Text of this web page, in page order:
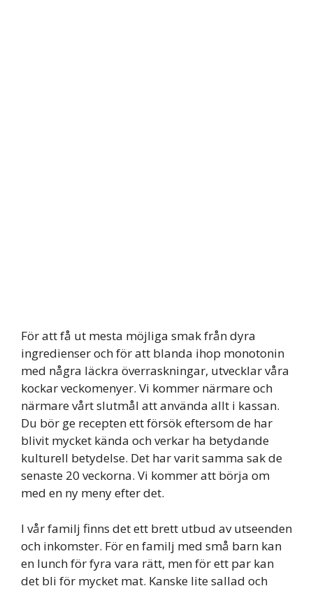
För att få ut mesta möjliga smak från dyra
ingredienser och för att blanda ihop monotonin
med några läckra överraskningar, utvecklar våra
kockar veckomenyer. Vi kommer närmare och
närmare vårt slutmål att använda allt i kassan.
Du bör ge recepten ett försök eftersom de har
blivit mycket kända och verkar ha betydande
kulturell betydelse. Det har varit samma sak de
senaste 20 veckorna. Vi kommer att börja om
med en ny meny efter det.
I vår familj finns det ett brett utbud av utseenden
och inkomster. För en familj med små barn kan
en lunch för fyra vara rätt, men för ett par kan
det bli för mycket mat. Kanske lite sallad och